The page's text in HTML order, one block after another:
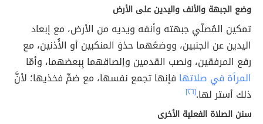
وضع الجبهة والأنف واليدين على الأرض
تمكين المُصلّي جبهته وأنفه ويديه من الأرض، مع إبعاد
اليدين عن الجنبين، ووضعُهما حذوَ المنكبين أو الأُذنين، مع
رفع المرفقين، ونصب القدمين وإلصاقهما بِبعضهما، وأمّا
المرأة في صلاتها فإنها تجمع نفسها، مع ضمِّ فخذيها؛ لأنَّ
ذلك أستر لها.[٢٦]
سنن الصلاة الفعلية الأخرى